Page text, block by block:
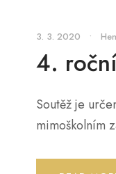
3. 3. 2020 •
4.
Soutěž je
mimoškolním